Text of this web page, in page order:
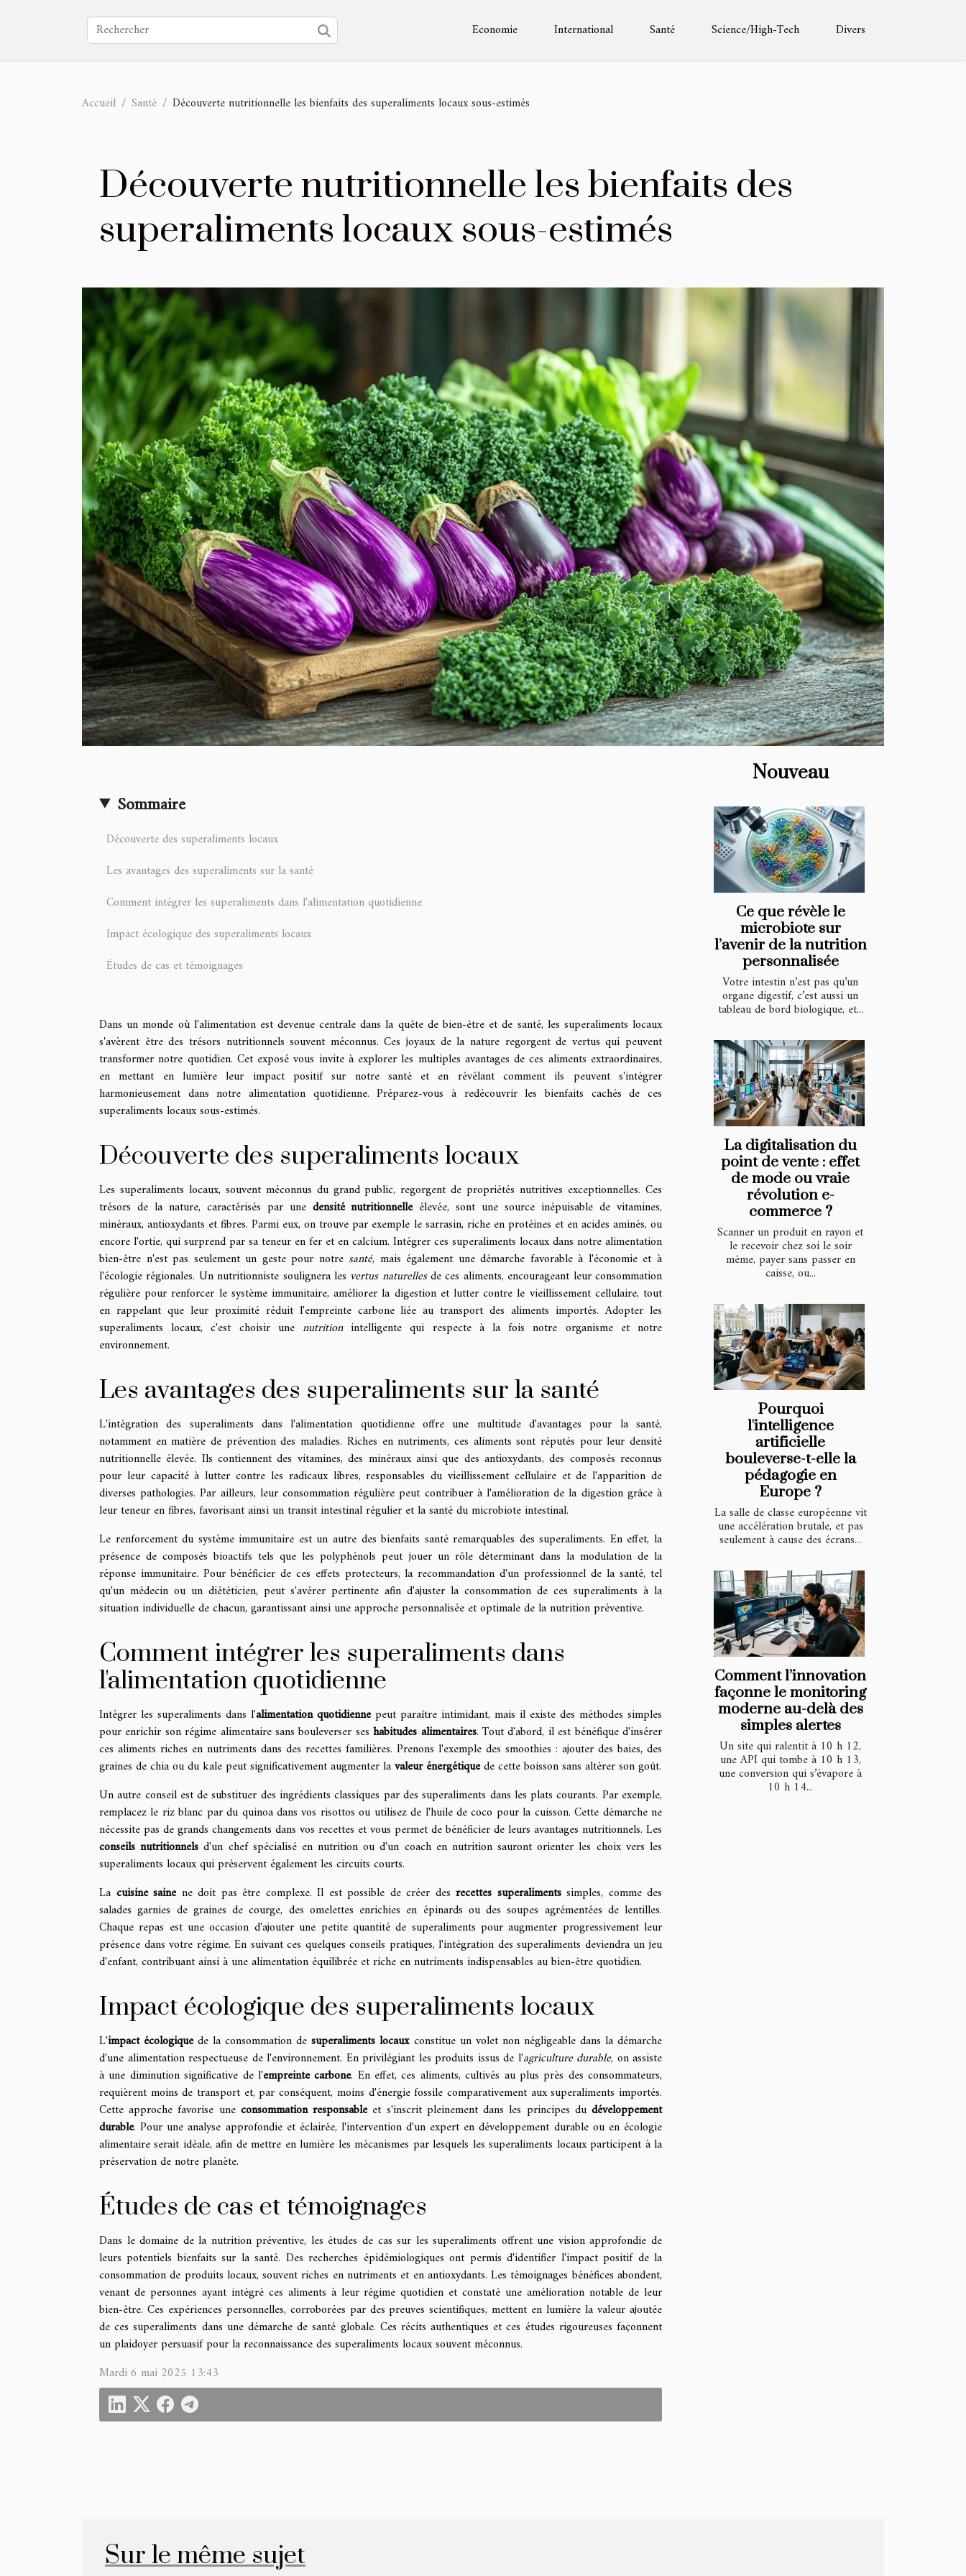
Economie International Santé Science/High-Tech Divers
Accueil Santé Découverte nutritionnelle les bienfaits des superaliments locaux sous-estimés
Découverte nutritionnelle les bienfaits des
superaliments locaux sous-estimés
Sommaire
Découverte des superaliments locaux
Les avantages des superaliments sur la santé
Comment intégrer les superaliments dans l'alimentation quotidienne
Impact écologique des superaliments locaux
Études de cas et témoignages
Dans un monde où l'alimentation est devenue centrale dans la quête de bien-être et de santé, les superaliments locaux
s'avèrent être des trésors nutritionnels souvent méconnus. Ces joyaux de la nature regorgent de vertus qui peuvent
transformer notre quotidien. Cet exposé vous invite à explorer les multiples avantages de ces aliments extraordinaires,
en mettant en lumière leur impact positif sur notre santé et en révélant comment ils peuvent s'intégrer
harmonieusement dans notre alimentation quotidienne. Préparez-vous à redécouvrir les bienfaits cachés de ces
superaliments locaux sous-estimés.
Découverte des superaliments locaux
Les superaliments locaux, souvent méconnus du grand public, regorgent de propriétés nutritives exceptionnelles. Ces
trésors de la nature, caractérisés par une densité nutritionnelleélevée, sont une source inépuisable de vitamines,
minéraux, antioxydants et fibres. Parmi eux, on trouve par exemple le sarrasin, riche en protéines et en acides aminés, ou
encore l'ortie, qui surprend par sa teneur en fer et en calcium. Intégrer ces superaliments locaux dans notre alimentation
bien-être n'est pas seulement un geste pour notre santé, mais également une démarche favorable à l'économie et à
l'écologie régionales. Un nutritionniste soulignera les vertus naturellesde ces aliments, encourageant leur consommation
régulière pour renforcer le système immunitaire, améliorer la digestion et lutter contre le vieillissement cellulaire, tout
en rappelant que leur proximité réduit l'empreinte carbone liée au transport des aliments importés. Adopter les
superaliments locaux, c'est choisir une nutritionintelligente qui respecte à la fois notre organisme et notre
environnement.
Les avantages des superaliments sur la santé
L'intégration des superaliments dans l'alimentation quotidienne offre une multitude d'avantages pour la santé,
notamment en matière de prévention des maladies. Riches en nutriments, ces aliments sont réputés pour leur densité
nutritionnelle élevée. Ils contiennent des vitamines, des minéraux ainsi que des antioxydants, des composés reconnus
pour leur capacité à lutter contre les radicaux libres, responsables du vieillissement cellulaire et de l'apparition de
diverses pathologies. Par ailleurs, leur consommation régulière peut contribuer à l'amélioration de la digestion grâce à
leur teneur en fibres, favorisant ainsi un transit intestinal régulier et la santé du microbiote intestinal.
Le renforcement du système immunitaire est un autre des bienfaits santé remarquables des superaliments. En effet, la
présence de composés bioactifs tels que les polyphénols peut jouer un rôle déterminant dans la modulation de la
réponse immunitaire. Pour bénéficier de ces effets protecteurs, la recommandation d'un professionnel de la santé, tel
qu'un médecin ou un diététicien, peut s'avérer pertinente afin d'ajuster la consommation de ces superaliments à la
situation individuelle de chacun, garantissant ainsi une approche personnalisée et optimale de la nutrition préventive.
Comment intégrer les superaliments dans
l'alimentation quotidienne
Intégrer les superaliments dans l'alimentation quotidiennepeut paraître intimidant, mais il existe des méthodes simples
pour enrichir son régime alimentaire sans bouleverser seshabitudes alimentaires. Tout d'abord, il est bénéfique d'insérer
ces aliments riches en nutriments dans des recettes familières. Prenons l'exemple des smoothies : ajouter des baies, des
graines de chia ou du kale peut significativement augmenter lavaleur énergétiquede cette boisson sans altérer son goût.
Un autre conseil est de substituer des ingrédients classiques par des superaliments dans les plats courants. Par exemple,
remplacez le riz blanc par du quinoa dans vos risottos ou utilisez de l'huile de coco pour la cuisson. Cette démarche ne
nécessite pas de grands changements dans vos recettes et vous permet de bénéficier de leurs avantages nutritionnels. Les
conseils nutritionnels d'un chef spécialisé en nutrition ou d'un coach en nutrition sauront orienter les choix vers les
superaliments locaux qui préservent également les circuits courts.
La cuisine sainene doit pas être complexe. Il est possible de créer des recettes superalimentssimples, comme des
salades garnies de graines de courge, des omelettes enrichies en épinards ou des soupes agrémentées de lentilles.
Chaque repas est une occasion d'ajouter une petite quantité de superaliments pour augmenter progressivement leur
présence dans votre régime. En suivant ces quelques conseils pratiques, l'intégration des superaliments deviendra un jeu
d'enfant, contribuant ainsi à une alimentation équilibrée et riche en nutriments indispensables au bien-être quotidien.
Impact écologique des superaliments locaux
L'impact écologiquede la consommation desuperaliments locauxconstitue un volet non négligeable dans la démarche
d'une alimentation respectueuse de l'environnement. En privilégiant les produits issus de l'agriculture durable, on assiste
à une diminution significative de l'empreinte carbone. En effet, ces aliments, cultivés au plus près des consommateurs,
requièrent moins de transport et, par conséquent, moins d'énergie fossile comparativement aux superaliments importés.
Cette approche favorise une consommation responsableet s'inscrit pleinement dans les principes dudéveloppement
durable. Pour une analyse approfondie et éclairée, l'intervention d'un expert en développement durable ou en écologie
alimentaire serait idéale, afin de mettre en lumière les mécanismes par lesquels les superaliments locaux participent à la
préservation de notre planète.
Études de cas et témoignages
Dans le domaine de la nutrition préventive, les études de cas sur les superaliments offrent une vision approfondie de
leurs potentiels bienfaits sur la santé. Des recherches épidémiologiques ont permis d'identifier l'impact positif de la
consommation de produits locaux, souvent riches en nutriments et en antioxydants. Les témoignages bénéfices abondent,
venant de personnes ayant intégré ces aliments à leur régime quotidien et constaté une amélioration notable de leur
bien-être. Ces expériences personnelles, corroborées par des preuves scientifiques, mettent en lumière la valeur ajoutée
de ces superaliments dans une démarche de santé globale. Ces récits authentiques et ces études rigoureuses façonnent
un plaidoyer persuasif pour la reconnaissance des superaliments locaux souvent méconnus.
Mardi 6 mai 2025 13:43
Nouveau
Ce que révèle le
microbiote sur
l’avenir de la nutrition
personnalisée
Votre intestin n’est pas qu’un
organe digestif, c’est aussi un
tableau de bord biologique, et...
La digitalisation du
point de vente : effet
de mode ou vraie
révolution e-
commerce ?
Scanner un produit en rayon et
le recevoir chez soi le soir
même, payer sans passer en
caisse, ou...
Pourquoi
l'intelligence
artificielle
bouleverse-t-elle la
pédagogie en
Europe ?
La salle de classe européenne vit
une accélération brutale, et pas
seulement à cause des écrans...
Comment l’innovation
façonne le monitoring
moderne au-delà des
simples alertes
Un site qui ralentit à 10 h 12,
une API qui tombe à 10 h 13,
une conversion qui s’évapore à
10 h 14...
Sur le même sujet